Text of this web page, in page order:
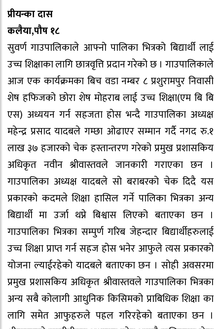
प्रीयन्का दास
कलैया,पौष १८
सुवर्ण गाउपालिकाले आफ्नो पालिका भित्रको बिद्यार्थी लाई
उच्च शिक्षाका लागि छात्रवृत्ति प्रदान गरेको छ । गाउपालिकाले
आज एक कार्यक्रमका बिच वडा नम्बर ८ प्रशुरामपुर निवासी
शेष हफिजको छोरा शेष मोहराब लाई उच्च शिक्षा(एम बि बि
एस) अध्ययन गर्न सहजता होस भन्दै गाउपालिका अध्यक्ष
महेन्द्र प्रसाद यादबले गम्छा ओढाएर सम्मान गर्दै नगद रु.१
लाख ३७ हजारको चेक हस्तान्तरण गरेको प्रमुख प्रशासकिय
अधिकृत नवीन श्रीवास्तवले जानकारी गराएका छन ।
गाउपालिका अध्यक्ष यादबले सो बराबरको चेक दिदै यस
प्रकारको कदमले शिक्षा हासिल गर्ने पालिका भित्रका अन्य
बिद्यार्थी मा उर्जा थप्ने बिश्वास लिएको बताएका छन ।
गाउपालिका भित्रका सम्पुर्ण गरिब जेहन्दार बिद्यार्थीहरुलाई
उच्च शिक्षा प्राप्त गर्न सहज होस भनेर आफुले त्यस प्रकारको
योजना ल्याईरहेको यादबले बताएका छन । सोही अवसरमा
प्रमुख प्रशासकिय अधिकृत श्रीवास्तवले गाउपालिका भित्रका
अन्य सबै कोलागी आधुनिक किसिमको प्राबिधिक शिक्षा का
लागि समेत आफुहरुले पहल गरिरहेको बताएका छन ।